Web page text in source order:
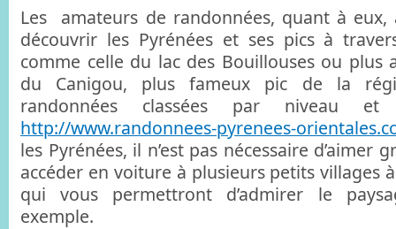
Les amateurs de randonnées, quant à
découvrir les Pyrénées et ses pics à
comme celle du lac des Bouillouses ou plus
du Canigou, plus fameux pic de la
randonnées classées par niveau
http://www.randonnees-pyrenees-
les Pyrénées, il n’est pas nécessaire d’aimer
accéder en voiture à plusieurs petits villages
qui vous permettront d’admirer le
exemple.